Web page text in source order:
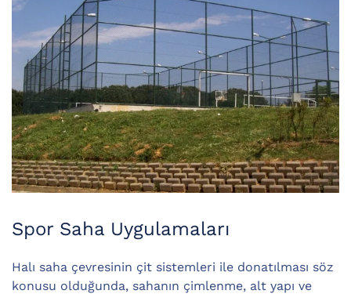
Spor Saha Uygulamaları
Halı saha çevresinin çit sistemleri ile donatılması söz
konusu olduğunda, sahanın çimlenme, alt yapı ve